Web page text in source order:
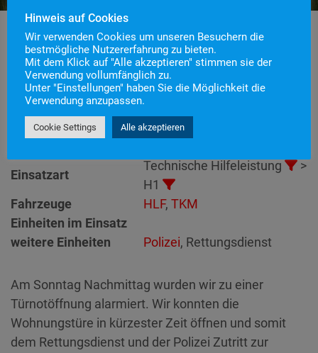
Einsatznummer
25
Einsatzstichwort
H1 – Türnotöffnung
Einsatzort
Alarmierungszeitpunkt8. Mai 2022 16:35
Einsatzart
Technische Hilfeleistung
>
H1
Fahrzeuge
HLF, TKM
Einheiten im Einsatz
weitere Einheiten
Polizei, Rettungsdienst
Am Sonntag Nachmittag wurden wir zu einer
Türnotöffnung alarmiert. Wir konnten die
Wohnungstüre in kürzester Zeit öffnen und somit
dem Rettungsdienst und der Polizei Zutritt zur
Hinweis auf Cookies
Wir verwenden Cookies um unseren Besuchern die
bestmögliche Nutzererfahrung zu bieten.
Mit dem Klick auf "Alle akzeptieren" stimmen sie der
Verwendung vollumfänglich zu.
Unter "Einstellungen" haben Sie die Möglichkeit die
Verwendung anzupassen.
Cookie Settings Alle akzeptieren